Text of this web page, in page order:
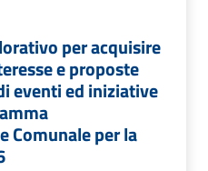
per acquisire
e proposte
eventi ed iniziative
Comunale per la